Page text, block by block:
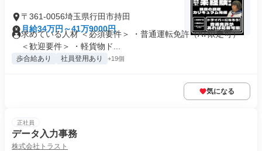
〒361-0056埼玉県行田市持田
月給34万円～41万9000円
求めている人材 ＜必須要件＞ ・普通運転免許（AT限定可）
＜歓迎要件＞ ・軽貨物ド...
歩合給あり 社員登用あり +19個
気になる
正社員
データ入力事務
株式会社トラスト